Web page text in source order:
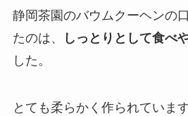
静岡茶園のバウムクーヘンの
たのは、
しっとりとして食べ
した。
とても柔らかく作られていま